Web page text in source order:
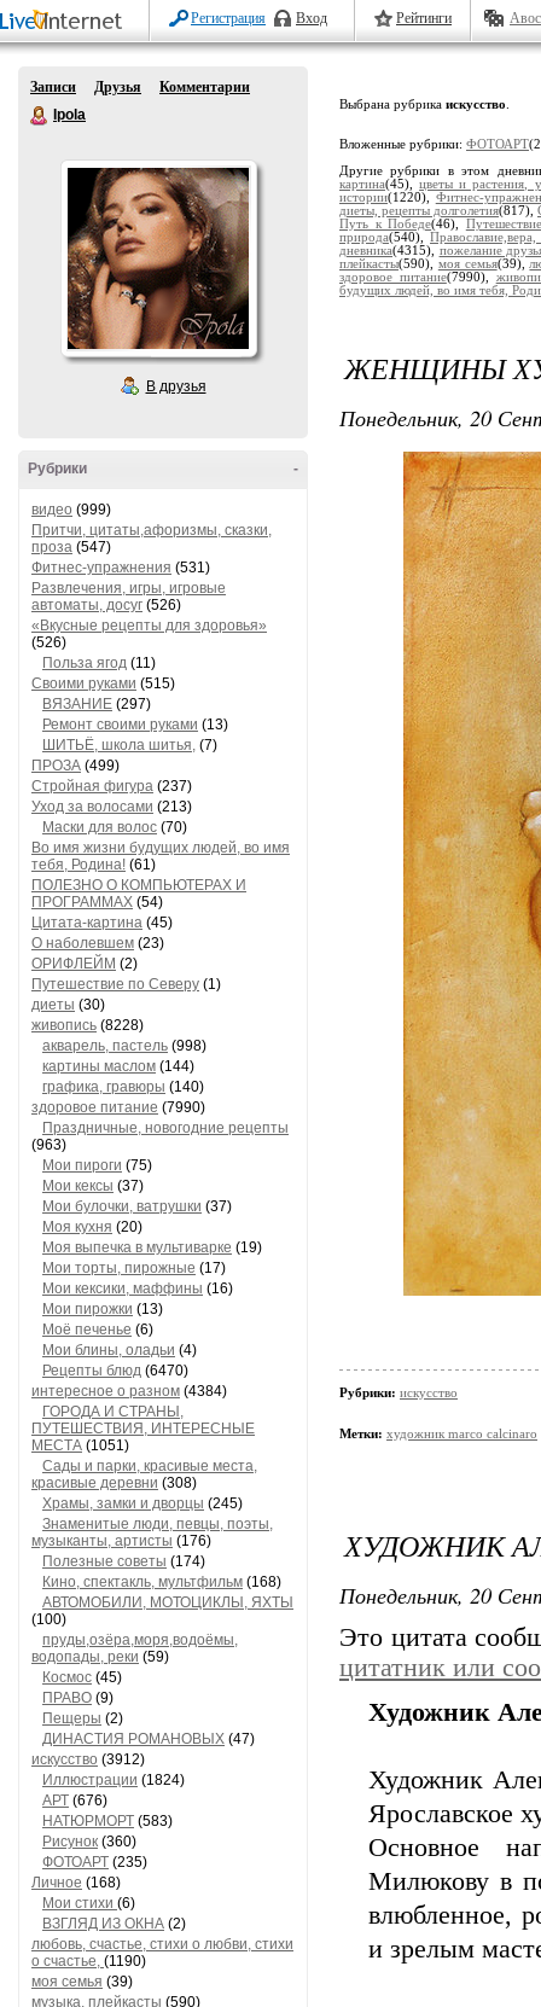
Регистрация Вход Рейтинги
Записи Друзья
Комментарии
Ipola
В друзья
-
Рубрики
видео (999)
Притчи, цитаты,афоризмы, сказки,
проза (547)
Фитнес-упражнения (531)
Развлечения, игры, игровые
автоматы, досуг (526)
«Вкусные рецепты для здоровья»
(526)
Польза ягод (11)
Своими руками (515)
ВЯЗАНИЕ (297)
Ремонт своими руками (13)
ШИТЬЁ, школа шитья, (7)
ПРОЗА (499)
Стройная фигура (237)
Уход за волосами (213)
Маски для волос (70)
Во имя жизни будущих людей, во имя
тебя, Родина! (61)
ПОЛЕЗНО О КОМПЬЮТЕРАХ И
ПРОГРАММАХ (54)
Цитата-картина (45)
О наболевшем (23)
ОРИФЛЕЙМ (2)
Путешествие по Северу (1)
диеты (30)
живопись (8228)
акварель, пастель (998)
картины маслом (144)
графика, гравюры (140)
здоровое питание (7990)
Праздничные, новогодние рецепты
(963)
Мои пироги (75)
Мои кексы (37)
Мои булочки, ватрушки (37)
Моя кухня (20)
Моя выпечка в мультиварке (19)
Мои торты, пирожные (17)
Мои кексики, маффины (16)
Мои пирожки (13)
Моё печенье (6)
Мои блины, оладьи (4)
Рецепты блюд (6470)
интересное о разном (4384)
ГОРОДА И СТРАНЫ,
ПУТЕШЕСТВИЯ, ИНТЕРЕСНЫЕ
МЕСТА (1051)
Сады и парки, красивые места,
красивые деревни (308)
Храмы, замки и дворцы (245)
Знаменитые люди, певцы, поэты,
музыканты, артисты (176)
Полезные советы (174)
Кино, спектакль, мультфильм (168)
АВТОМОБИЛИ, МОТОЦИКЛЫ, ЯХТЫ
(100)
пруды,озёра,моря,водоёмы,
водопады, реки (59)
Космос (45)
ПРАВО (9)
Пещеры (2)
ДИНАСТИЯ РОМАНОВЫХ (47)
искусство (3912)
Иллюстрации (1824)
АРТ (676)
НАТЮРМОРТ (583)
Рисунок (360)
ФОТОАРТ (235)
Личное (168)
Мои стихи (6)
ВЗГЛЯД ИЗ ОКНА (2)
любовь, счастье, стихи о любви, стихи
о счастье, (1190)
моя семья (39)
музыка, плейкасты (590)
Выбрана рубрика искусство
Вложенные рубрики: ФОТОАРТ
Другие рубрики в этом
картина(45),цветы и растения,
истории(1220), Фитнес-
диеты, рецепты долголетия(817),
Путь к Победе(46),
природа(540),
дневника(4315), пожелание
плейкасты(590), моя семья(39),
здоровое питание(7990),
будущих людей, во имя тебя,
ЖЕНЩИНЫ
Понедельник, 20
Рубрики: искусство
Метки: художник marco calcinaro
ХУДОЖНИК
Понедельник, 20
Это цитата
цитатник или
Художник
Художник
Ярославское
Основное
Милюкову в
влюбленное,
и зрелым